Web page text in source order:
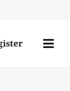
Menü